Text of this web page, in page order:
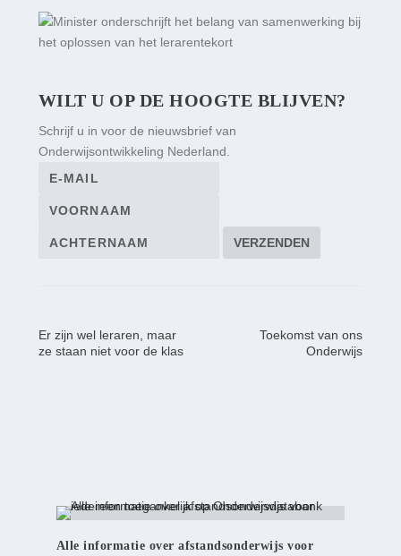
WILT U OP DE HOOGTE BLIJVEN?
Schrijf u in voor de nieuwsbrief van
Onderwijsontwikkeling Nederland.
Er zijn wel leraren, maar
ze staan niet voor de klas
Toekomst van ons
Onderwijs
Alle informatie over afstandsonderwijs voor